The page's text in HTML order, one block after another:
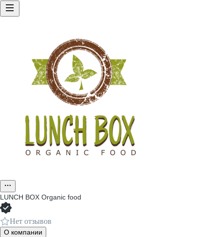
LUNCH BOX Organic food
Нет отзывов
О компании